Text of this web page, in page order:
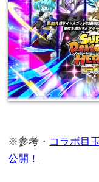
※参考・ コラボ目
公開！